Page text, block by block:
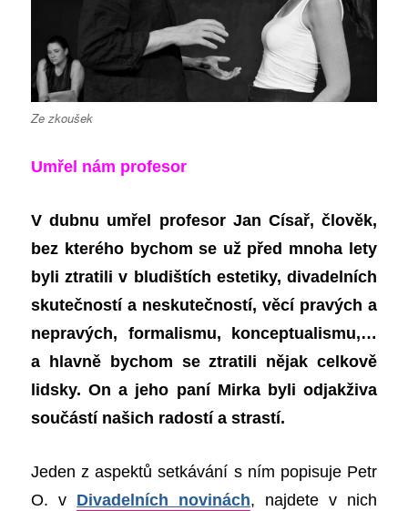
Ze zkoušek
Umřel nám profesor
V dubnu umřel profesor Jan Císař, člověk,
bez kterého bychom se už před mnoha lety
byli ztratili v bludištích estetiky, divadelních
skutečností a neskutečností, věcí pravých a
nepravých, formalismu, konceptualismu,…
a hlavně bychom se ztratili nějak celkově
lidsky. On a jeho paní Mirka byli od jakživa
součástí našich radostí a strastí.
Jeden z aspektů setkávání s ním popisuje Petr
O. v Divadelních novinách, najdete v nich